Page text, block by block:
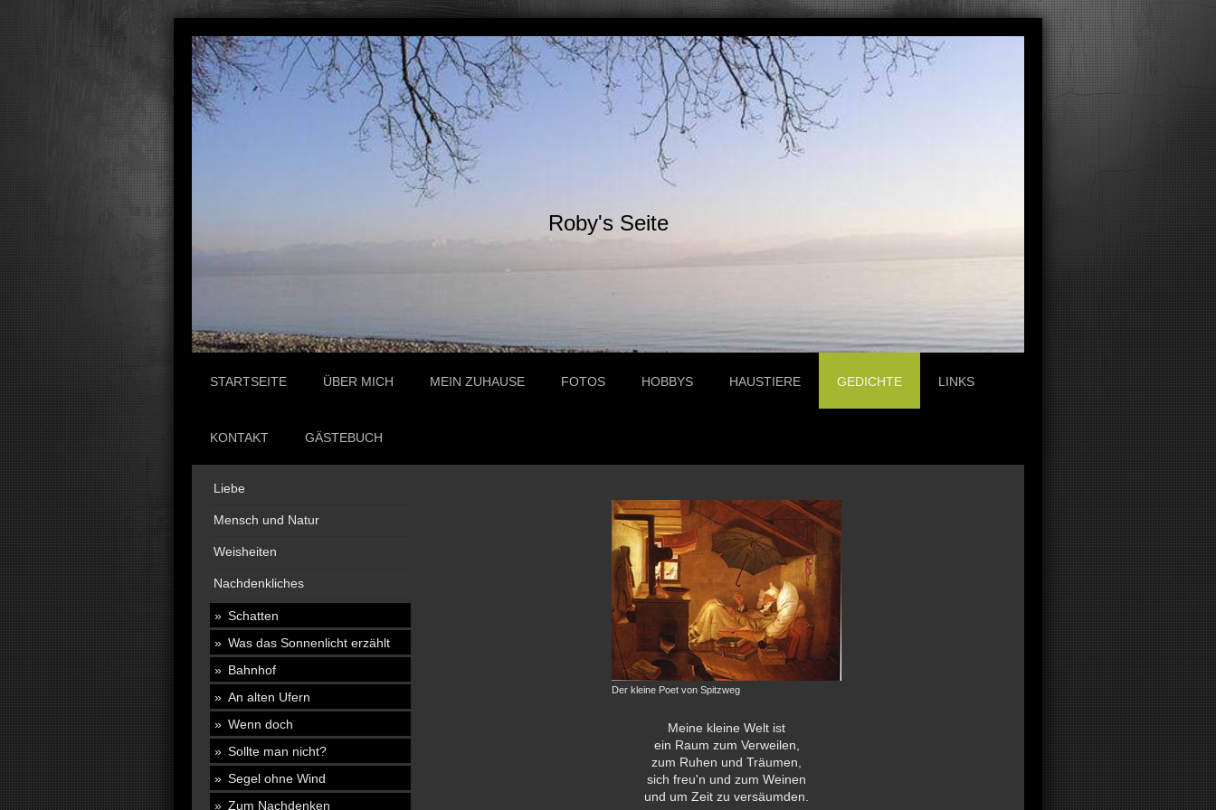
Roby's Seite
STARTSEITE ÜBER MICH MEIN ZUHAUSE FOTOS HOBBYS HAUSTIERE GEDICHTE LINKS
KONTAKT GÄSTEBUCH
Der kleine Poet von Spitzweg
Meine kleine Welt ist
ein Raum zum Verweilen,
zum Ruhen und Träumen,
sich freu'n und zum Weinen
und um Zeit zu versäumden.
Liebe
Mensch und Natur
Weisheiten
Nachdenkliches
Schatten
Was das Sonnenlicht erzählt
Bahnhof
An alten Ufern
Wenn doch
Sollte man nicht?
Segel ohne Wind
Zum Nachdenken